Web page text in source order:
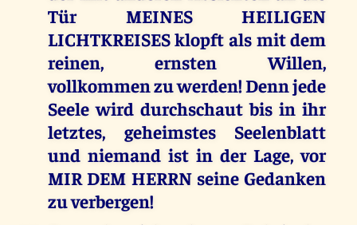
Tür MEINES HEILIGEN
LICHTKREISES klopft als mit dem
reinen, ernsten Willen,
vollkommen zu werden! Denn jede
Seele wird durchschaut bis in ihr
letztes, geheimstes Seelenblatt
und niemand ist in der Lage, vor
MIR DEM HERRN seine Gedanken
zu verbergen!